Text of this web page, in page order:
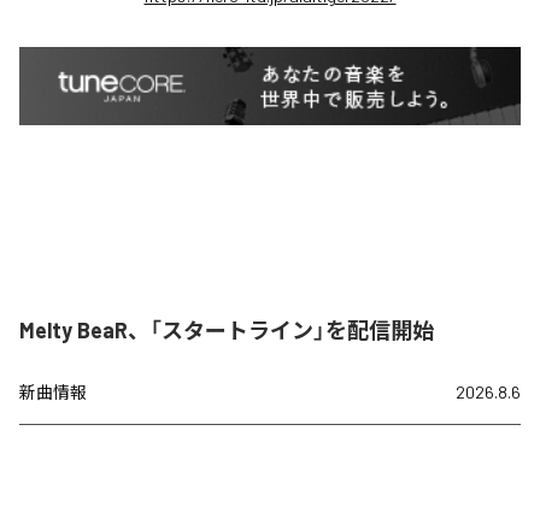
Melty BeaR、「スタートライン」を配信開始
新曲情報 2026.8.6